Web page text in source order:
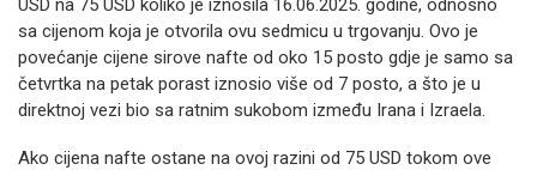
USD na 75 USD koliko je iznosila 16.06.2025. godine, odnosno
sa cijenom koja je otvorila ovu sedmicu u trgovanju. Ovo je
povećanje cijene sirove nafte od oko 15 posto gdje je samo sa
četvrtka na petak porast iznosio više od 7 posto, a što je u
direktnoj vezi bio sa ratnim sukobom između Irana i Izraela.
Ako cijena nafte ostane na ovoj razini od 75 USD tokom ove